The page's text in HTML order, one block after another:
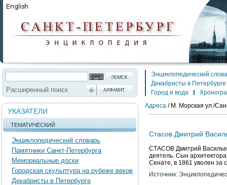
Расширенный поиск АЛФАВИТ
УКАЗАТЕЛИ
ТЕМАТИЧЕСКИЙ
Энциклопедический словарь
Памятники Санкт-Петербурга
Мемориальные доски
Городская скульптура на рубеже веков
Декабристы в Петербурге
Энциклопедический
Декабристы в Петербурге
Город и вода
Адреса / М. Морская ул./
Стасов Дмитрий
СТАСОВ Дмитрий
деятель. Сын
Сенате, в 1861 уволен за
Источник: